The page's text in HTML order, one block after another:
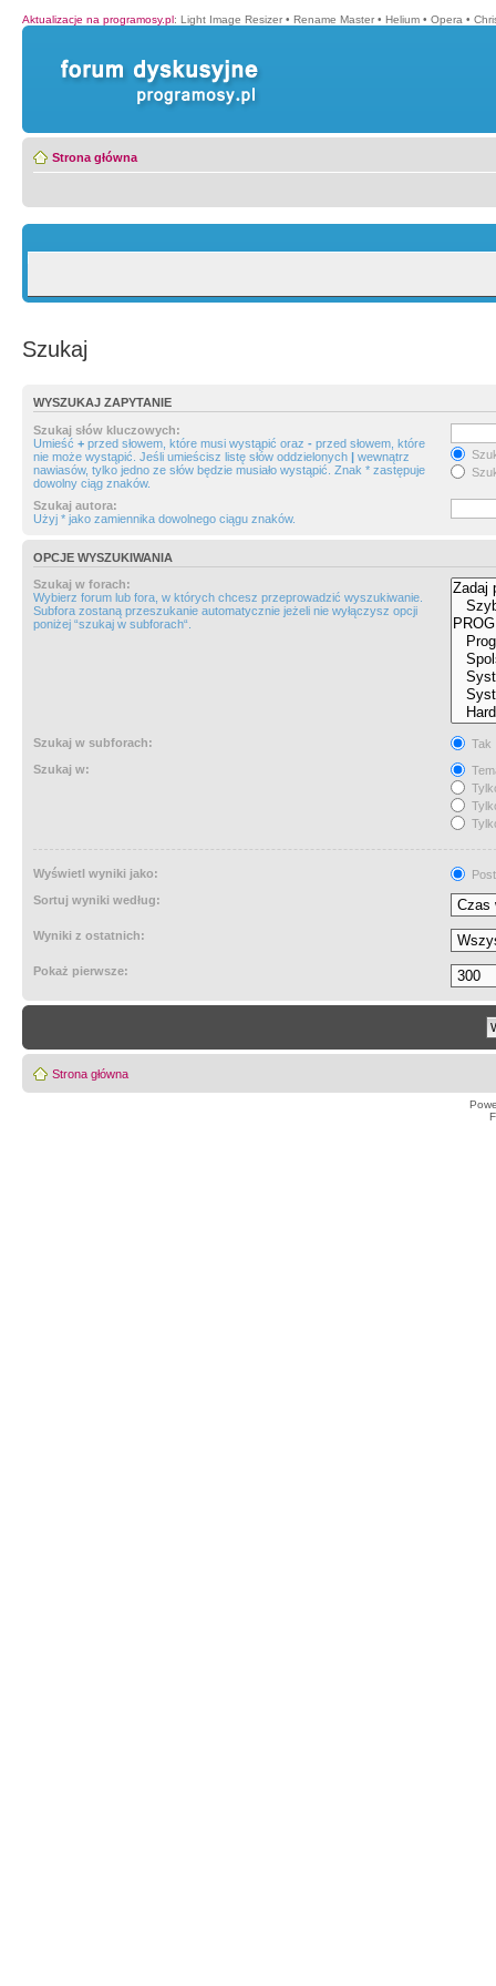
Aktualizacje na programosy.pl: Light Image Resizer • Rename Master • Helium • Opera •
Strona główna
Szukaj
WYSZUKAJ ZAPYTANIE
Szukaj słów kluczowych:
Umieść + przed słowem, które musi wystąpić oraz - przed słowem, które
nie może wystąpić. Jeśli umieścisz listę słów oddzielonych | wewnątrz
nawiasów, tylko jedno ze słów będzie musiało wystąpić. Znak * zastępuje
dowolny ciąg znaków.
Szukaj autora:
Użyj * jako zamiennika dowolnego ciągu znaków.
OPCJE WYSZUKIWANIA
Szukaj w forach:
Wybierz forum lub fora, w których chcesz przeprowadzić wyszukiwanie.
Subfora zostaną przeszukanie automatycznie jeżeli nie wyłączysz opcji
poniżej “szukaj w subforach“.
Szukaj w subforach:
Tak
Szukaj w:
Wyświetl wyniki jako:
Sortuj wyniki według:
Wyniki z ostatnich:
Pokaż pierwsze:
Strona główna